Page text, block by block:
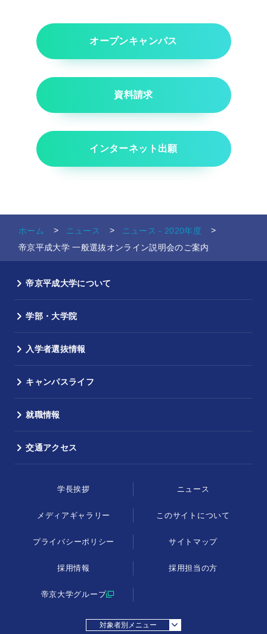
オープンキャンパス
資料請求
インターネット出願
ホーム ニュース
ニュース - 2020年度
帝京平成大学 一般選抜オンライン説明会のご案内
帝京平成大学について
学部・大学院
入学者選抜情報
キャンパスライフ
就職情報
交通アクセス
学長挨拶 ニュース
メディアギャラリー このサイトについて
プライバシーポリシー サイトマップ
採用情報 採用担当の方
帝京大学グループ
対象者別メニュー
採用担当の方